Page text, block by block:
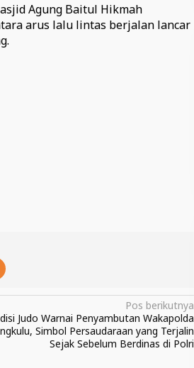
Agung Baitul Hikmah
arus lalu lintas berjalan lancar
Pos berikutnya
Judo Warnai Penyambutan Wakapolda
Simbol Persaudaraan yang Terjalin
Sejak Sebelum Berdinas di Polri